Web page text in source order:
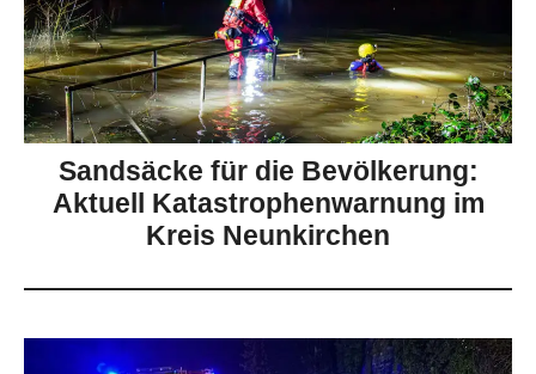
Sandsäcke für die Bevölkerung:
Aktuell Katastrophenwarnung im
Kreis Neunkirchen